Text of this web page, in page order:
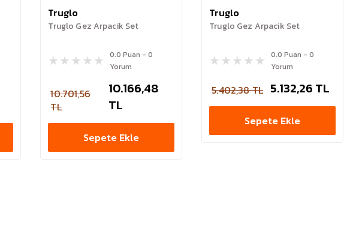
Truglo
Truglo Gez Arpacik Set
0.0 Puan - 0
Yorum
10.701,56
TL
10.166,48
TL
Sepete Ekle
Truglo
Truglo Gez Arpacik Set
0.0 Puan - 0
Yorum
5.402,38 TL 5.132,26 TL
Sepete Ekle